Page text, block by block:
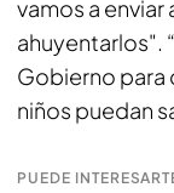
vamos a enviar
ahuyentarlos".
Gobierno para
niños puedan
PUEDE